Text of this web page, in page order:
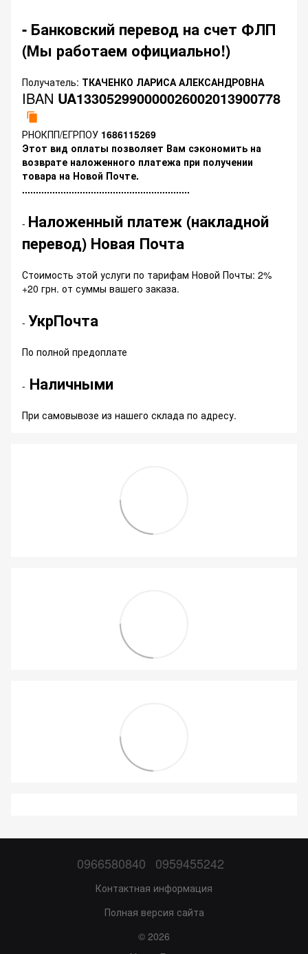
- Банковский перевод на счет ФЛП
(Мы работаем официально!)
Получатель: ТКАЧЕНКО ЛАРИСА АЛЕКСАНДРОВНА
IBAN UA133052990000026002013900778
РНОКПП/ЕГРПОУ 1686115269
Этот вид оплаты позволяет Вам сэкономить на
возврате наложенного платежа при получении
товара на Новой Почте.
.............................................................
- Наложенный платеж (накладной
перевод) Новая Почта
Стоимость этой услуги по тарифам Новой Почты: 2%
+20 грн. от суммы вашего заказа.
- УкрПочта
По полной предоплате
- Наличными
При самовывозе из нашего склада по адресу.
0966580840 0959455242
Контактная информация
Полная версия сайта
© 2026